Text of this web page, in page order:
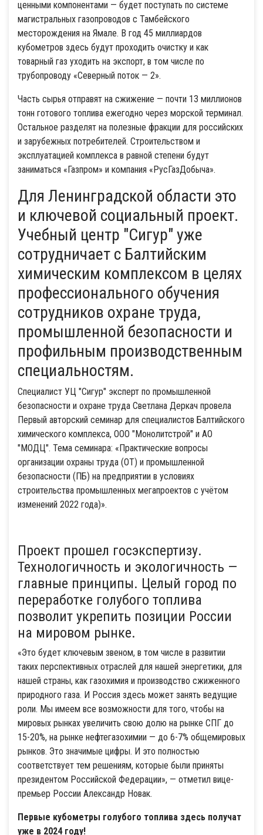
ценными компонентами — будет поступать по системе
магистральных газопроводов с Тамбейского
месторождения на Ямале. В год 45 миллиардов
кубометров здесь будут проходить очистку и как
товарный газ уходить на экспорт, в том числе по
трубопроводу «Северный поток — 2».
Часть сырья отправят на сжижение — почти 13 миллионов
тонн готового топлива ежегодно через морской терминал.
Остальное разделят на полезные фракции для российских
и зарубежных потребителей. Строительством и
эксплуатацией комплекса в равной степени будут
заниматься «Газпром» и компания «РусГазДобыча».
Для Ленинградской области это
и ключевой социальный проект.
Учебный центр "Сигур" уже
сотрудничает с Балтийским
химическим комплексом в целях
профессионального обучения
сотрудников охране труда,
промышленной безопасности и
профильным производственным
специальностям.
Специалист УЦ "Сигур" эксперт по промышленной
безопасности и охране труда Светлана Деркач провела
Первый авторский семинар для специалистов Балтийского
химического комплекса, ООО "Монолитстрой" и АО
"МОДЦ". Тема семинара: «Практические вопросы
организации охраны труда (ОТ) и промышленной
безопасности (ПБ) на предприятии в условиях
строительства промышленных мегапроектов с учётом
изменений 2022 года)».
Проект прошел госэкспертизу.
Технологичность и экологичность —
главные принципы. Целый город по
переработке голубого топлива
позволит укрепить позиции России
на мировом рынке.
«Это будет ключевым звеном, в том числе в развитии
таких перспективных отраслей для нашей энергетики, для
нашей страны, как газохимия и производство сжиженного
природного газа. И Россия здесь может занять ведущие
роли. Мы имеем все возможности для того, чтобы на
мировых рынках увеличить свою долю на рынке СПГ до
15-20%, на рынке нефтегазохимии — до 6-7% общемировых
рынков. Это значимые цифры. И это полностью
соответствует тем решениям, которые были приняты
президентом Российской Федерации», — отметил вице-
премьер России Александр Новак.
Первые кубометры голубого топлива здесь получат
уже в 2024 году!